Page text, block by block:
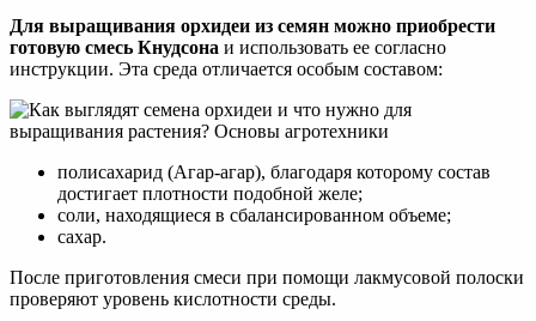
Для выращивания орхидеи из семян можно приобрести
готовую смесь Кнудсона и использовать ее согласно
инструкции. Эта среда отличается особым составом:
полисахарид (Агар-агар), благодаря которому состав
достигает плотности подобной желе;
соли, находящиеся в сбалансированном объеме;
сахар.
После приготовления смеси при помощи лакмусовой полоски
проверяют уровень кислотности среды.